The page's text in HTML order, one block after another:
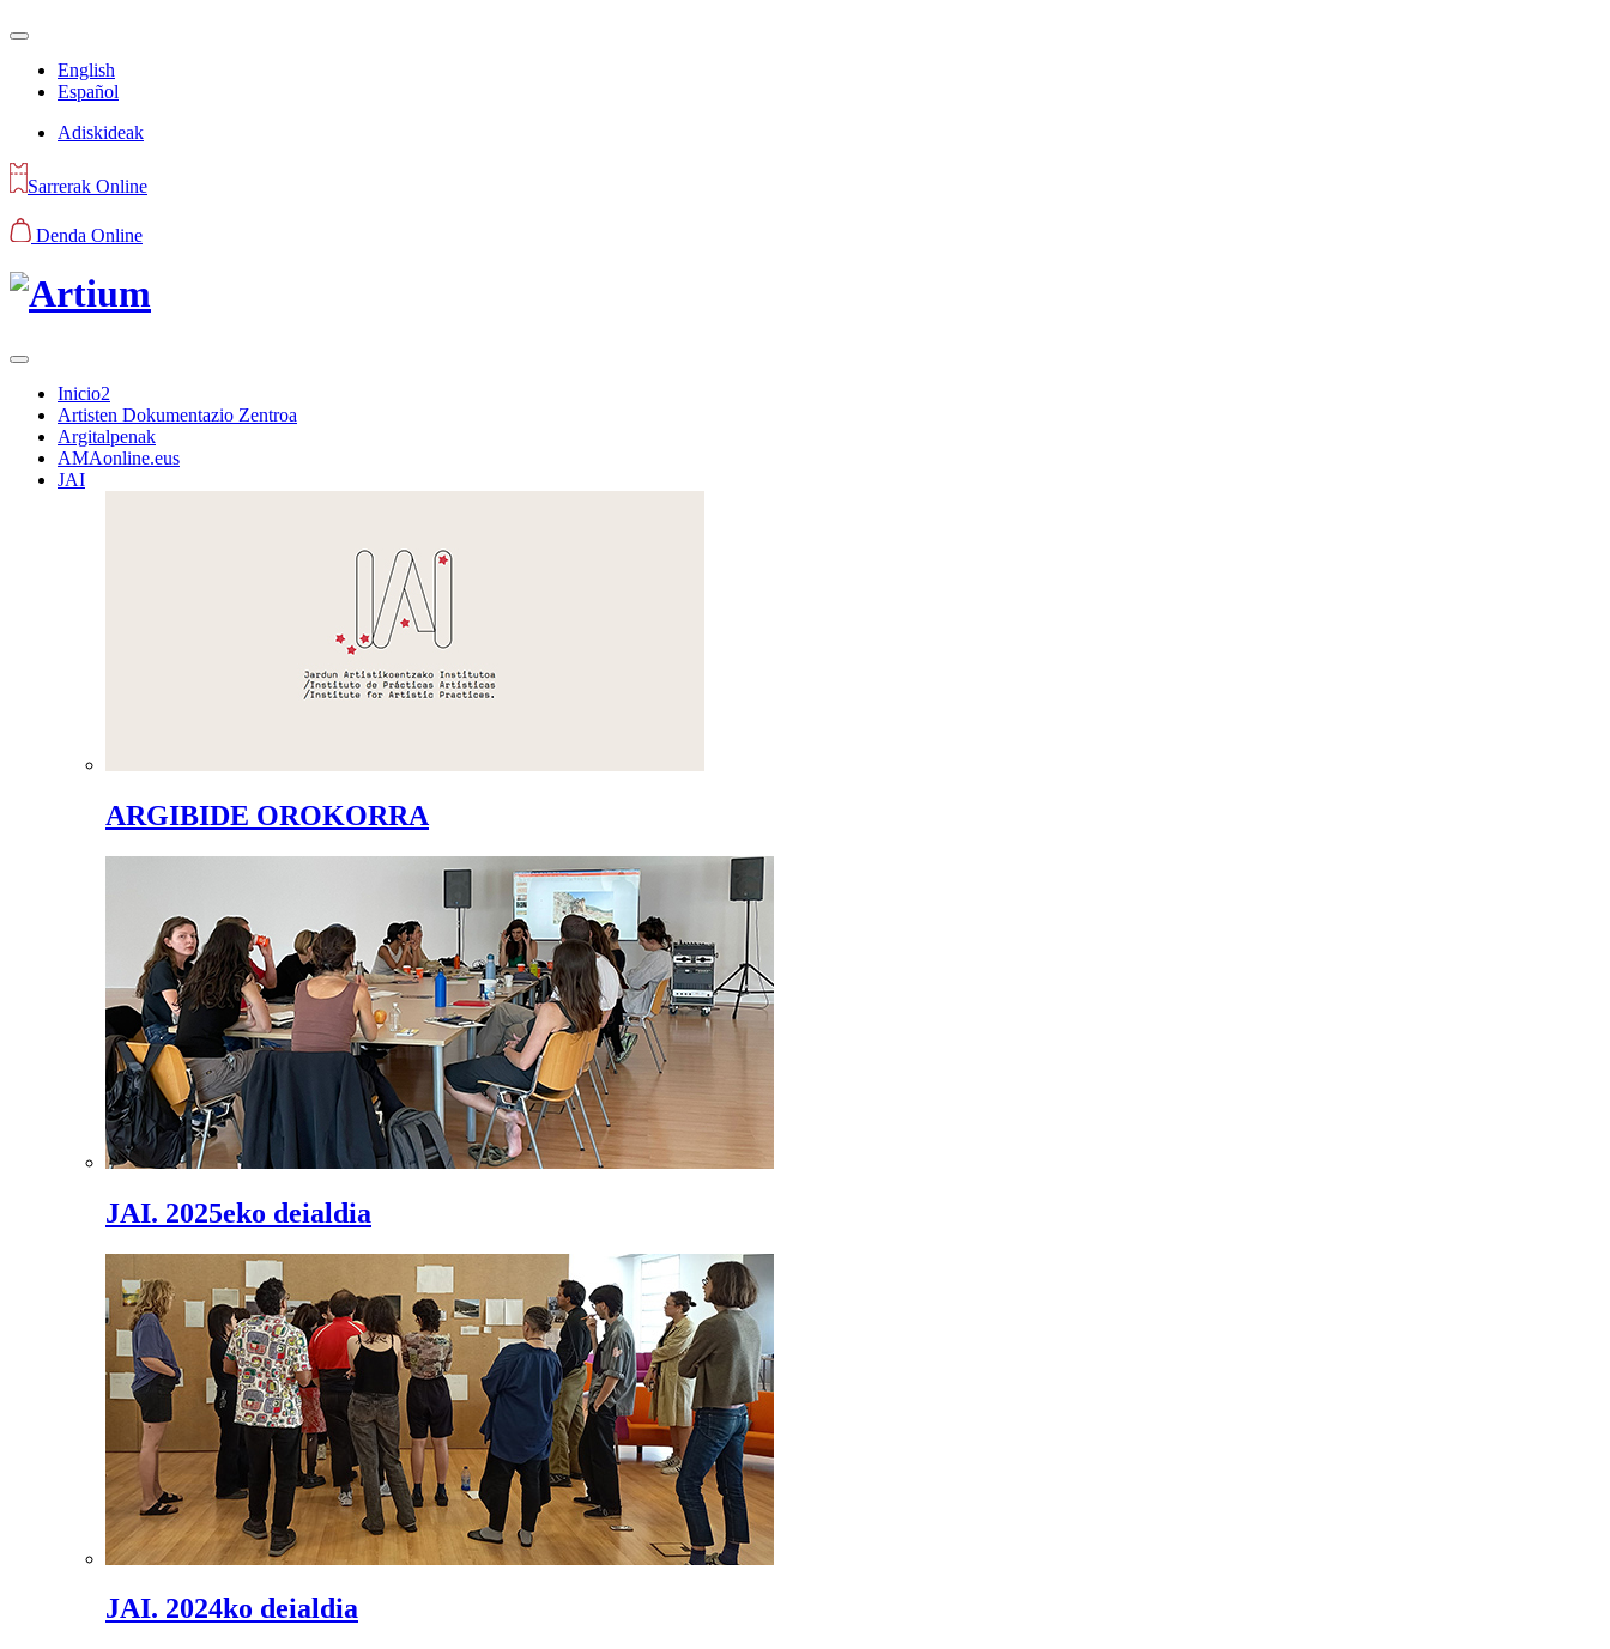
English
Español
Adiskideak
Sarrerak Online
Denda Online
Inicio2
Artisten Dokumentazio Zentroa
Argitalpenak
AMAonline.eus
JAI
ARGIBIDE OROKORRA
JAI. 2025eko deialdia
JAI. 2024ko deialdia